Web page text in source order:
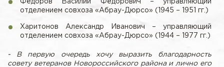
Фёдоров Василий Фёдорович – управляющий
отделением совхоза «Абрау-Дюрсо» (1945 – 1951 гг.)
Харитонов Александр Иванович – управляющий
отделением совхоза «Абрау-Дюрсо» (1944 – 1977 гг.)
- В первую очередь хочу выразить благодарность
совету ветеранов Новороссийского района и лично его